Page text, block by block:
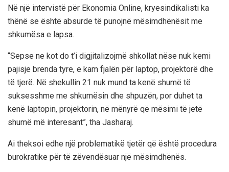
Në një intervistë për Ekonomia Online, kryesindikalisti ka
thënë se është absurde të punojnë mësimdhënësit me
shkumësa e lapsa.
“Sepse ne kot do t’i digjitalizojmë shkollat nëse nuk kemi
pajisje brenda tyre, e kam fjalën për laptop, projektorë dhe
të tjerë. Në shekullin 21 nuk mund ta kenë shumë të
suksesshme me shkumësin dhe shpuzën, por duhet ta
kenë laptopin, projektorin, në mënyrë që mësimi të jetë
shumë më interesant”, tha Jasharaj.
Ai theksoi edhe një problematikë tjetër që është procedura
burokratike për të zëvendësuar një mësimdhënës.